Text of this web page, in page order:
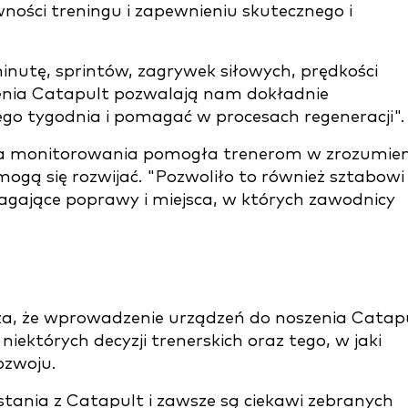
treningu i zapewnieniu skutecznego i
sprintów, zagrywek siłowych, prędkości
Catapult pozwalają nam dokładnie
tygodnia i pomagać w procesach regeneracji".
monitorowania pomogła trenerom w
się rozwijać. "Pozwoliło to również sztabowi
poprawy i miejsca, w których zawodnicy
że wprowadzenie urządzeń do noszenia
decyzji trenerskich oraz tego, w jaki
z Catapult i zawsze są ciekawi zebranych